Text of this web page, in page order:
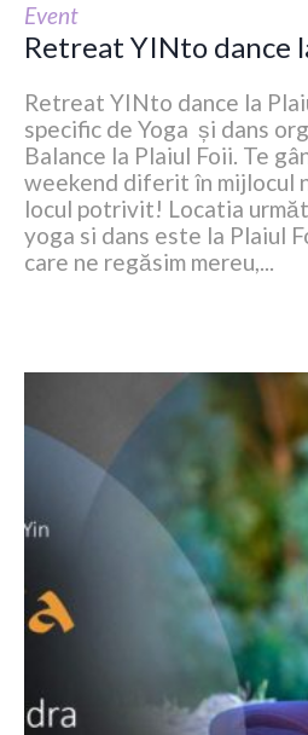
Event
Retreat YINto dance
Retreat YINto dance la
specific de Yoga și dans
Balance la Plaiul Foii. Te
weekend diferit în mijlocul
locul potrivit! Locatia
yoga si dans este la Plaiul
care ne regăsim mereu,...